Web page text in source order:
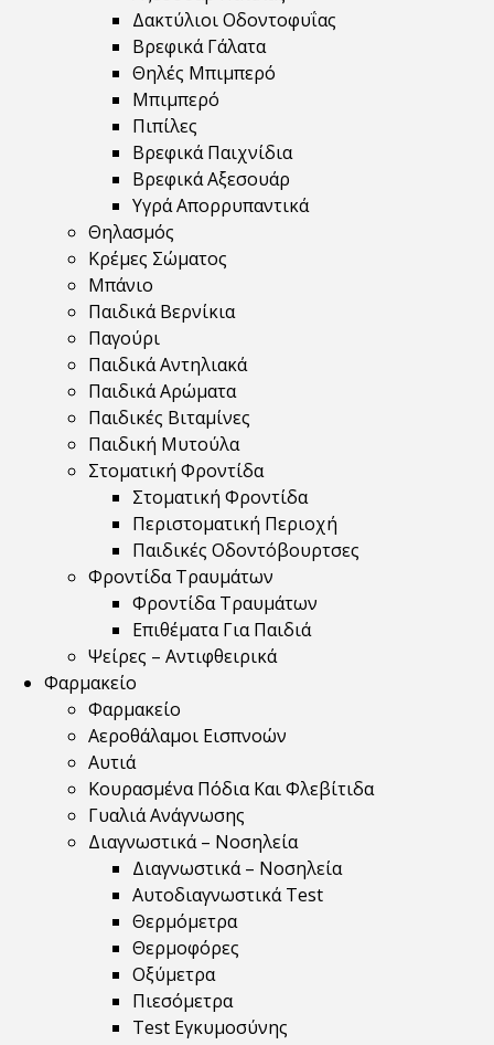
Δακτύλιοι Οδοντοφυΐας
Βρεφικά Γάλατα
Θηλές Μπιμπερό
Μπιμπερό
Πιπίλες
Βρεφικά Παιχνίδια
Βρεφικά Αξεσουάρ
Υγρά Απορρυπαντικά
Θηλασμός
Κρέμες Σώματος
Μπάνιο
Παιδικά Βερνίκια
Παγούρι
Παιδικά Αντηλιακά
Παιδικά Αρώματα
Παιδικές Βιταμίνες
Παιδική Μυτούλα
Στοματική Φροντίδα
Στοματική Φροντίδα
Περιστοματική Περιοχή
Παιδικές Οδοντόβουρτσες
Φροντίδα Τραυμάτων
Φροντίδα Τραυμάτων
Επιθέματα Για Παιδιά
Ψείρες – Αντιφθειρικά
Φαρμακείο
Φαρμακείο
Αεροθάλαμοι Εισπνοών
Αυτιά
Κουρασμένα Πόδια Και Φλεβίτιδα
Γυαλιά Ανάγνωσης
Διαγνωστικά – Νοσηλεία
Διαγνωστικά – Νοσηλεία
Αυτοδιαγνωστικά Test
Θερμόμετρα
Θερμοφόρες
Οξύμετρα
Πιεσόμετρα
Test Εγκυμοσύνης